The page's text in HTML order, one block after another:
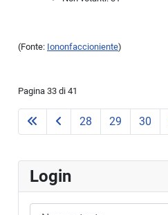
(Fonte: Iononfaccioniente)
Pagina 33 di 41
28 29 30
Login
Nome utente